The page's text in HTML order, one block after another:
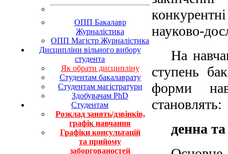
ОПП Бакалавр
Журналістика
ОПП Магістр Журналістика
Дисципліни вільного вибору
студента
Як обрати дисципліну
Студентам бакалаврату
Студентам магістратури
Здобувачам PhD
Студентам
Розклад занять/дзвінків,
графік навчання
Графіки консультацій
та прийому
заборгованостей
науково-
На
ступень
форми
становлять:
денна